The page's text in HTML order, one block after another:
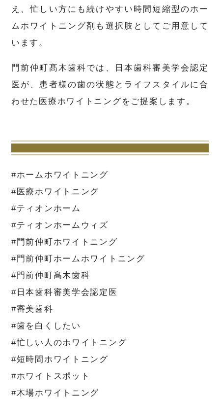
え、忙しい方にも続けやすい時間短縮型のホー
ムホワイトニング剤も選択肢としてご用意して
います。
門前仲町髙木歯科では、日本歯科審美学会認定
医が、患者様の歯の状態とライフスタイルに合
わせた医療ホワイトニングをご提案します。
#ホームホワイトニング
#医療ホワイトニング
#ティオンホーム
#ティオンホームウィズ
#門前仲町ホワイトニング
#門前仲町ホームホワイトニング
#門前仲町髙木歯科
#日本歯科審美学会認定医
#審美歯科
#歯を白くしたい
#忙しい人のホワイトニング
#短時間ホワイトニング
#ホワイトスポット
#木場ホワイトニング